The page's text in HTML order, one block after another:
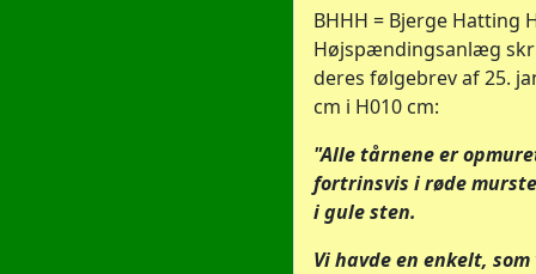
BHHH = Bjerge Hatting
Højspændingsanlæg
deres følgebrev af 25.
cm i H010 cm:
"Alle tårnene er
fortrinsvis i røde
i gule sten.
Vi havde en enkelt, som